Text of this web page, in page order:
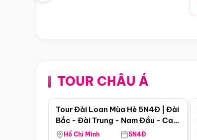
TOUR CHÂU ÁĐiểm nổi bật
Tour Đài Loan Mùa Hè 5N4Đ | Đài
Bắc - Đài Trung - Nam Đầu - Cao
Hùng ( Bay Vn)
Hồ Chí Minh 5N4Đ